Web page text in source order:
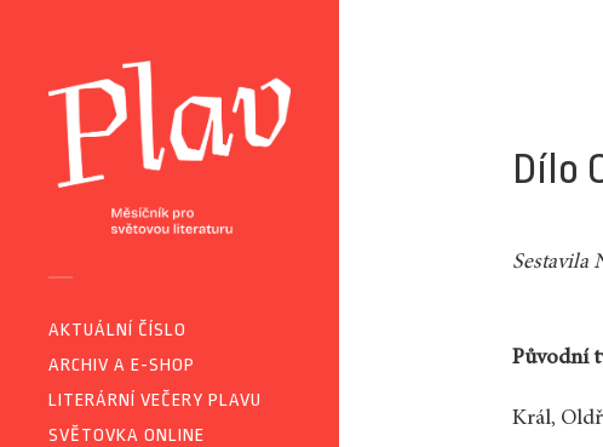
AKTUÁLNÍ ČÍSLO
ARCHIV A E-SHOP
LITERÁRNÍ VEČERY PLAVU
SVĚTOVKA ONLINE
Dílo
Sestavila
Původní
Král,